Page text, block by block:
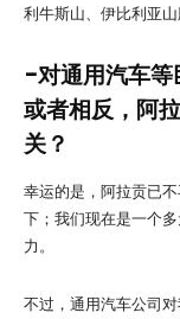
利牛斯山、伊比利亚
-对通用汽车等
或者相反，阿
关？
幸运的是，阿拉贡已
下；我们现在是一个
力。
不过，通用汽车公司